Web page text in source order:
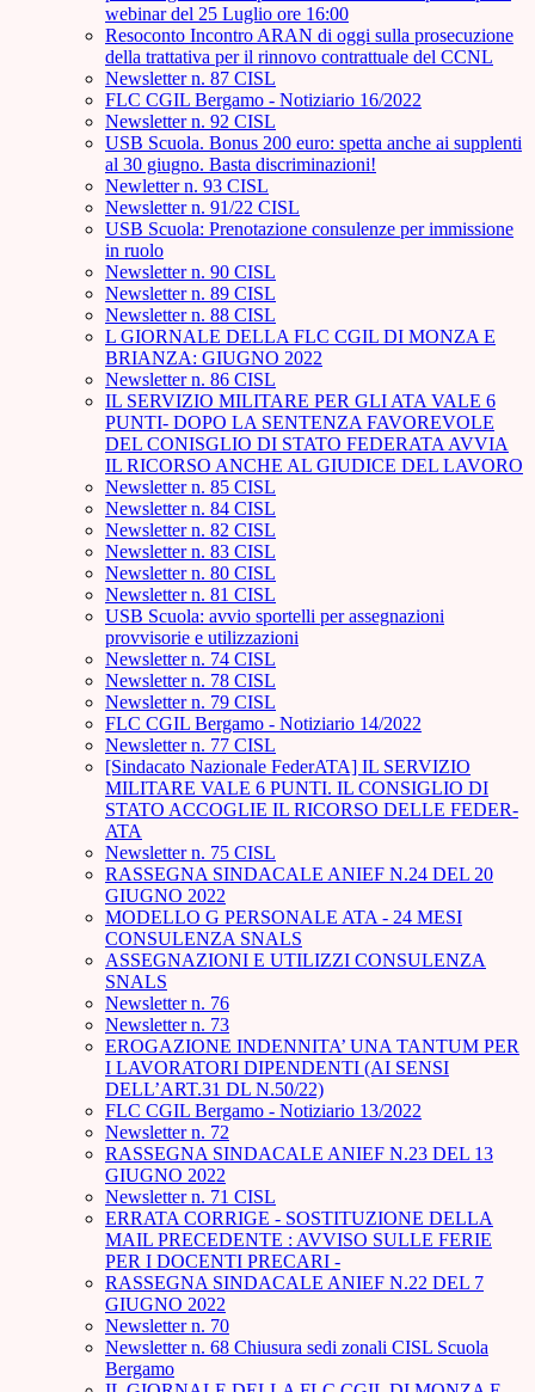
webinar del 25 Luglio ore 16:00
Resoconto Incontro ARAN di oggi sulla prosecuzione
della trattativa per il rinnovo contrattuale del CCNL
Newsletter n. 87 CISL
FLC CGIL Bergamo - Notiziario 16/2022
Newsletter n. 92 CISL
USB Scuola. Bonus 200 euro: spetta anche ai supplenti
al 30 giugno. Basta discriminazioni!
Newletter n. 93 CISL
Newsletter n. 91/22 CISL
USB Scuola: Prenotazione consulenze per immissione
in ruolo
Newsletter n. 90 CISL
Newsletter n. 89 CISL
Newsletter n. 88 CISL
L GIORNALE DELLA FLC CGIL DI MONZA E
BRIANZA: GIUGNO 2022
Newsletter n. 86 CISL
IL SERVIZIO MILITARE PER GLI ATA VALE 6
PUNTI- DOPO LA SENTENZA FAVOREVOLE
DEL CONISGLIO DI STATO FEDERATA AVVIA
IL RICORSO ANCHE AL GIUDICE DEL LAVORO
Newsletter n. 85 CISL
Newsletter n. 84 CISL
Newsletter n. 82 CISL
Newsletter n. 83 CISL
Newsletter n. 80 CISL
Newsletter n. 81 CISL
USB Scuola: avvio sportelli per assegnazioni
provvisorie e utilizzazioni
Newsletter n. 74 CISL
Newsletter n. 78 CISL
Newsletter n. 79 CISL
FLC CGIL Bergamo - Notiziario 14/2022
Newsletter n. 77 CISL
[Sindacato Nazionale FederATA] IL SERVIZIO
MILITARE VALE 6 PUNTI. IL CONSIGLIO DI
STATO ACCOGLIE IL RICORSO DELLE FEDER-
ATA
Newsletter n. 75 CISL
RASSEGNA SINDACALE ANIEF N.24 DEL 20
GIUGNO 2022
MODELLO G PERSONALE ATA - 24 MESI
CONSULENZA SNALS
ASSEGNAZIONI E UTILIZZI CONSULENZA
SNALS
Newsletter n. 76
Newsletter n. 73
EROGAZIONE INDENNITA’ UNA TANTUM PER
I LAVORATORI DIPENDENTI (AI SENSI
DELL’ART.31 DL N.50/22)
FLC CGIL Bergamo - Notiziario 13/2022
Newsletter n. 72
RASSEGNA SINDACALE ANIEF N.23 DEL 13
GIUGNO 2022
Newsletter n. 71 CISL
ERRATA CORRIGE - SOSTITUZIONE DELLA
MAIL PRECEDENTE : AVVISO SULLE FERIE
PER I DOCENTI PRECARI -
RASSEGNA SINDACALE ANIEF N.22 DEL 7
GIUGNO 2022
Newsletter n. 70
Newsletter n. 68 Chiusura sedi zonali CISL Scuola
Bergamo